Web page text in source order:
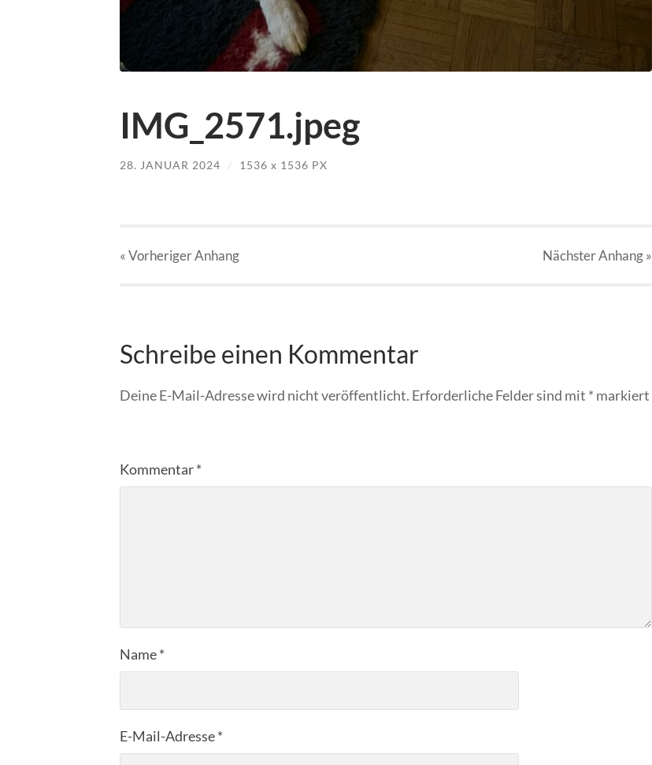
IMG_2571.jpeg
28. JANUAR 2024 / 1536 x 1536 PX
« VorherigerAnhang NächsterAnhang»
Schreibe einen Kommentar
Deine E-Mail-Adresse wird nicht veröffentlicht. Erforderliche Felder sind mit * markiert
Kommentar*
Name*
E-Mail-Adresse*